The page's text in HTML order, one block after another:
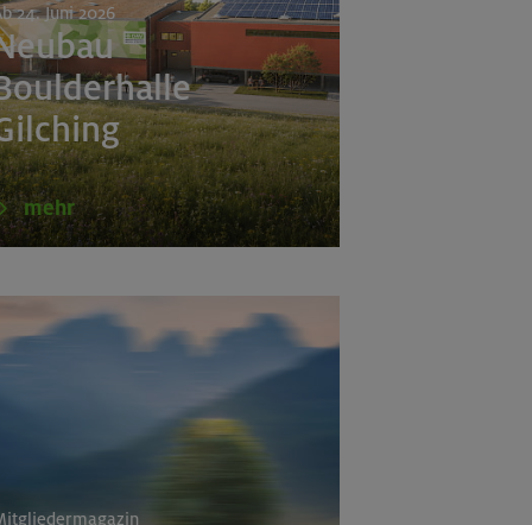
24. Juni 2026
mehr